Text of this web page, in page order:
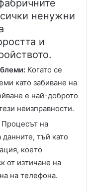
ненужни
и
Когато се
като забиване на
е най-доброто
неизправности.
Процесът на
тъй като
което
от изтичане на
на телефона.